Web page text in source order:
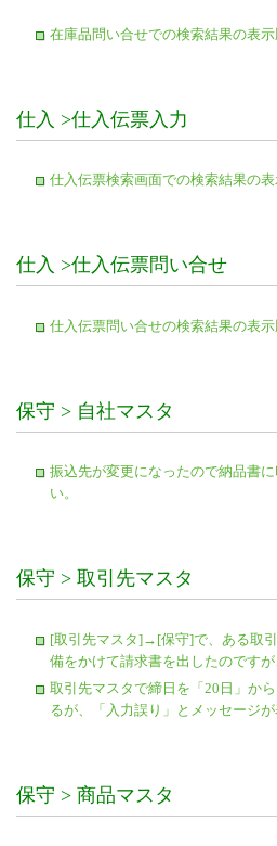
在庫品問い合せでの検索結果の表
仕入 >仕入伝票入力
仕入伝票検索画面での検索結果の
仕入 >仕入伝票問い合せ
仕入伝票問い合せの検索結果の表
保守 > 自社マスタ
振込先が変更になったので納品書
い。
保守 > 取引先マスタ
[取引先マスタ]→[保守]で、ある取
備をかけて請求書を出したのですが
取引先マスタで締日を「20日」か
るが、「入力誤り」とメッセージが
保守 > 商品マスタ